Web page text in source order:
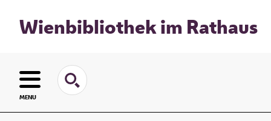
Wienbibliothek im Rathaus
MENU